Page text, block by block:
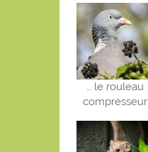
… le rouleau
compresseur